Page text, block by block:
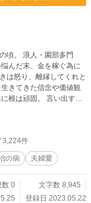
部多門
んだ末、金を稼ぐ為に
は怒り、離縁してくれと
きてきた信念や価値観
はこじれにこじれ、時
かし、それらは全て互
曝け出した時、二人が
3,224件
の病 夫婦愛
数 0
文字数 8,945
登録日 2023.05.22